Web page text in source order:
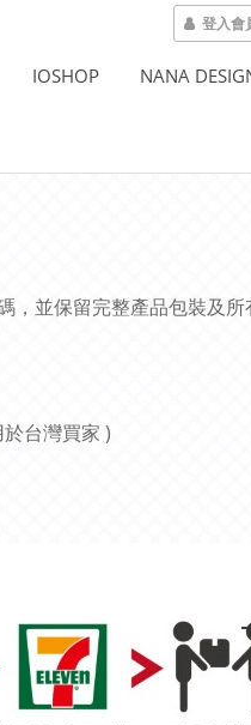
登入會
IOSHOP NANA
，並保留完整產品包裝及所
於台灣買家 )